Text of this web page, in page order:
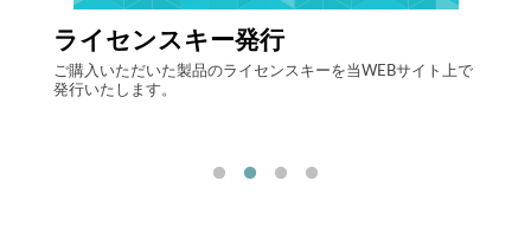
ライセンスキー発行
ご購入いただいた製品のライセンスキーを当WEBサイト上で
発行いたします。